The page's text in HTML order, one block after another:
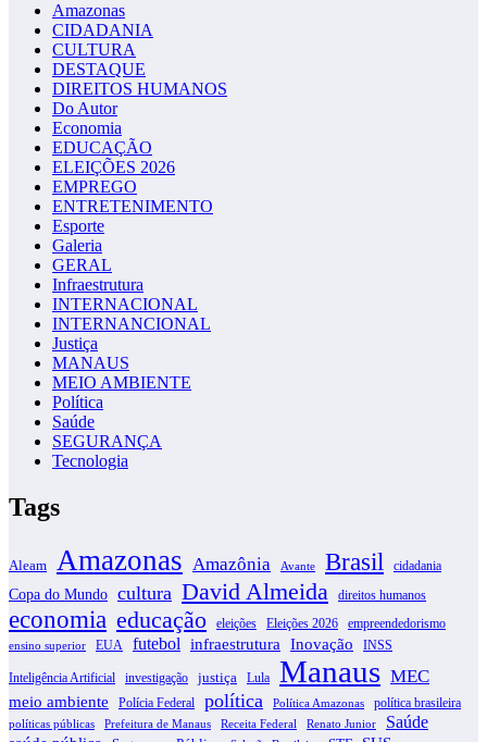
Amazonas
CIDADANIA
CULTURA
DESTAQUE
DIREITOS HUMANOS
Do Autor
Economia
EDUCAÇÃO
ELEIÇÕES 2026
EMPREGO
ENTRETENIMENTO
Esporte
Galeria
GERAL
Infraestrutura
INTERNACIONAL
INTERNANCIONAL
Justiça
MANAUS
MEIO AMBIENTE
Política
Saúde
SEGURANÇA
Tecnologia
Tags
Aleam Amazonas Amazônia Avante Brasil cidadania
Copa do Mundo cultura David Almeida direitos humanos
economia educação eleições Eleições 2026 empreendedorismo
ensino superior EUA futebol infraestrutura Inovação INSS
Inteligência Artificial investigação justiça Lula Manaus MEC
meio ambiente Polícia Federal política Política Amazonas política brasileira
políticas públicas Prefeitura de Manaus Receita Federal Renato Junior Saúde